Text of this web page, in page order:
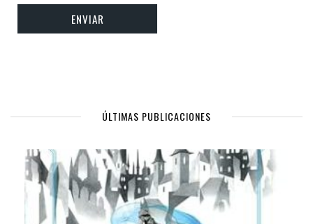
ÚLTIMAS PUBLICACIONES